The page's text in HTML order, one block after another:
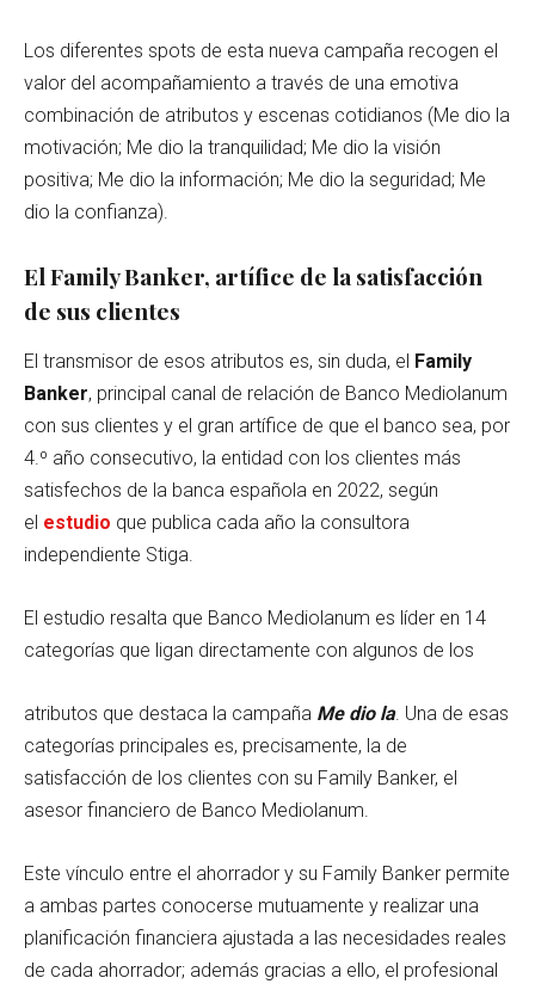
Los diferentes spots de esta nueva campaña recogen el
valor del acompañamiento a través de una emotiva
combinación de atributos y escenas cotidianos (Me dio la
motivación; Me dio la tranquilidad; Me dio la visión
positiva; Me dio la información; Me dio la seguridad; Me
dio la confianza).
El Family Banker, artífice de la satisfacción
de sus clientes
El transmisor de esos atributos es, sin duda, el Family
Banker, principal canal de relación de Banco Mediolanum
con sus clientes y el gran artífice de que el banco sea, por
4.º año consecutivo, la entidad con los clientes más
satisfechos de la banca española en 2022, según
el estudio que publica cada año la consultora
independiente Stiga.
El estudio resalta que Banco Mediolanum es líder en 14
categorías que ligan directamente con algunos de los
atributos que destaca la campaña Me dio la. Una de esas
categorías principales es, precisamente, la de
satisfacción de los clientes con su Family Banker, el
asesor financiero de Banco Mediolanum.
Este vínculo entre el ahorrador y su Family Banker permite
a ambas partes conocerse mutuamente y realizar una
planificación financiera ajustada a las necesidades reales
de cada ahorrador; además gracias a ello, el profesional